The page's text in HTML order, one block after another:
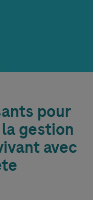
pour
gestion
avec